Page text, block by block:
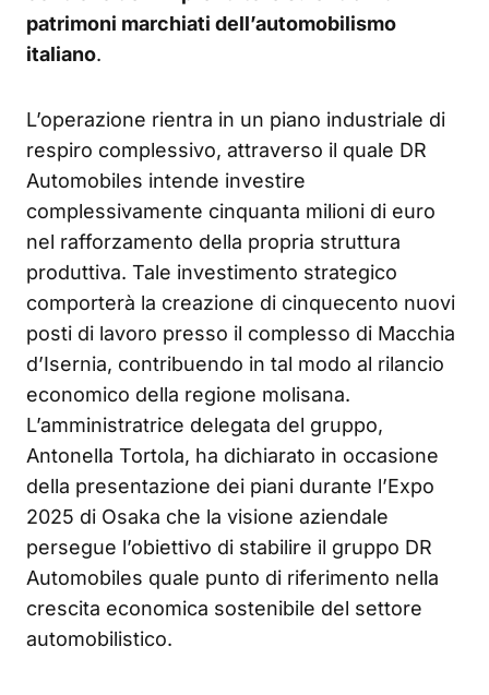
patrimoni marchiati dell’automobilismo
italiano.
L’operazione rientra in un piano industriale di
respiro complessivo, attraverso il quale DR
Automobiles intende investire
complessivamente cinquanta milioni di euro
nel rafforzamento della propria struttura
produttiva. Tale investimento strategico
comporterà la creazione di cinquecento nuovi
posti di lavoro presso il complesso di Macchia
d’Isernia, contribuendo in tal modo al rilancio
economico della regione molisana.
L’amministratrice delegata del gruppo,
Antonella Tortola, ha dichiarato in occasione
della presentazione dei piani durante l’Expo
2025 di Osaka che la visione aziendale
persegue l’obiettivo di stabilire il gruppo DR
Automobiles quale punto di riferimento nella
crescita economica sostenibile del settore
automobilistico.